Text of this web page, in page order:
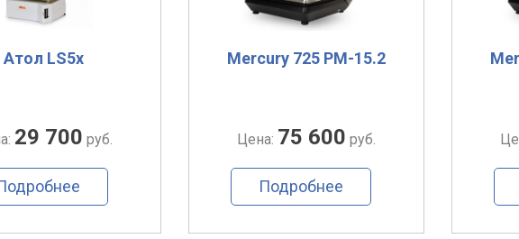
Атол LS5x
29 700 руб.
Mercury 725 PM-15.2
Цена: 75 600 руб.
Подробнее